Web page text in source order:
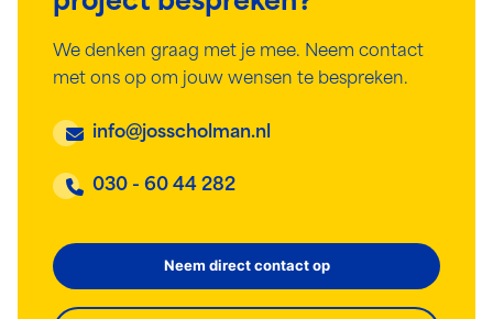
We denken graag met je mee. Neem contact
met ons op om jouw wensen te bespreken.
info@josscholman.nl
030 - 60 44 282
Neem direct contact op